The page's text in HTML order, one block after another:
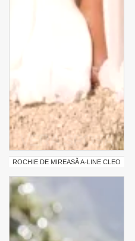
VERA SPOSA
ROCHIE DE MIREASĂ A-LINE CLEO